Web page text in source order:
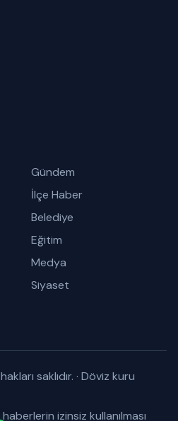
Gündem
İlçe Haber
Belediye
Eğitim
Medya
Siyaset
saklıdır. · Döviz kuru
izinsiz kullanılması